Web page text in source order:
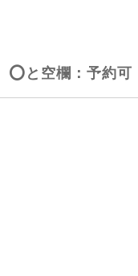
と空欄：予約可